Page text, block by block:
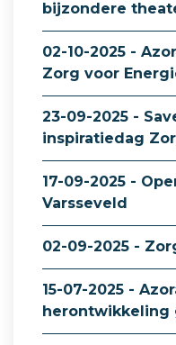
bijzondere
02-10-2025 -
Zorg voor
23-09-2025 -
inspiratiedag
17-09-2025 -
Varsseveld
02-09-2025 -
15-07-2025 -
herontwikkeling